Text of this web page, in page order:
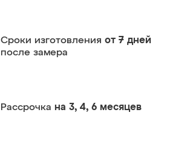
Сроки изготовления от 7 дней
после замера
Рассрочка на 3, 4, 6 месяцев